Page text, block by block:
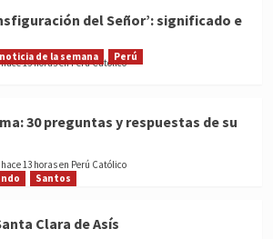
del Señor’: significado e
hace 13 horas en Perú Católico
de la semana
Perú
30 preguntas y respuestas de su
hace 13 horas en Perú Católico
Santos
Clara de Asís